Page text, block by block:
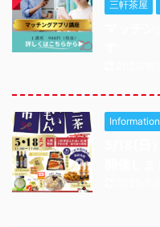
三軒茶屋
Information